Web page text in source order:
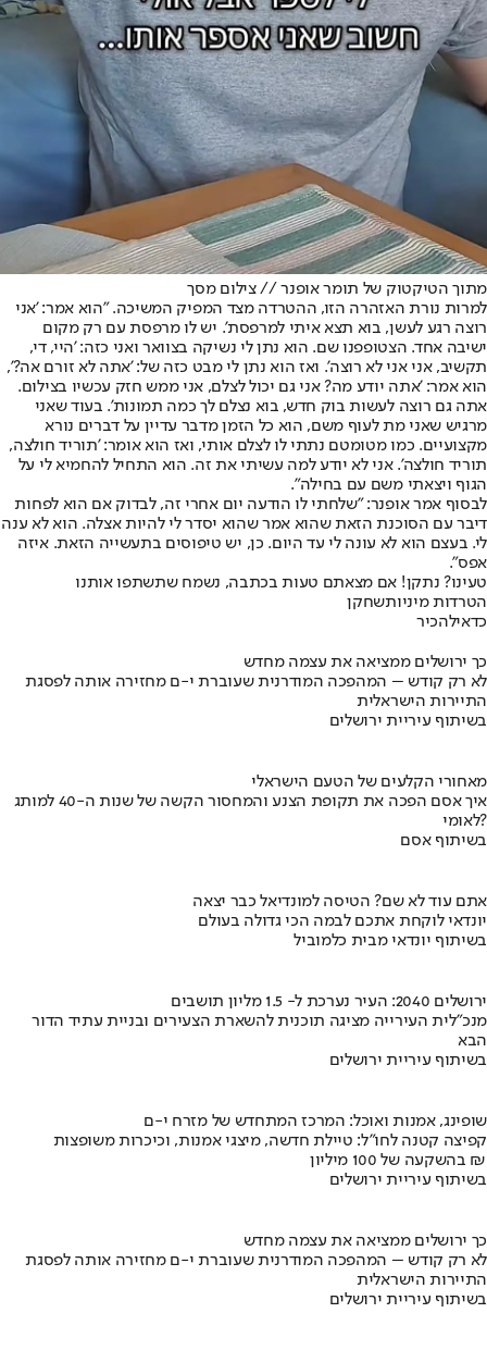
מתוך הטיקטוק של תומר אופנר // צילום מסך
למרות נורת האזהרה הזו, ההטרדה מצד המפיק המשיכה. "הוא אמר: 'אני
רוצה רגע לעשן, בוא תצא איתי למרפסת'. יש לו מרפסת עם רק מקום
ישיבה אחד. הצטופפנו שם. הוא נתן לי נשיקה בצוואר ואני כזה: 'היי, די,
תקשיב, אני אני לא רוצה'. ואז הוא נתן לי מבט כזה של: 'אתה לא זורם אה?',
הוא אמר: 'אתה יודע מה? אני גם יכול לצלם, אני ממש חזק עכשיו בצילום.
אתה גם רוצה לעשות בוק חדש, בוא נצלם לך כמה תמונות'. בעוד שאני
מרגיש שאני מת לעוף משם, הוא כל הזמן מדבר עדיין על דברים נורא
מקצועיים. כמו מטומטם נתתי לו לצלם אותי, ואז הוא אומר: 'תוריד חולצה,
תוריד חולצה'. אני לא יודע למה עשיתי את זה. הוא התחיל להחמיא לי על
הגוף ויצאתי משם עם בחילה".
לבסוף אמר אופנר: "שלחתי לו הודעה יום אחרי זה, לבדוק אם הוא לפחות
דיבר עם הסוכנת הזאת שהוא אמר שהוא יסדר לי להיות אצלה. הוא לא ענה
לי. בעצם הוא לא עונה לי עד היום. כן, יש טיפוסים בתעשייה הזאת. איזה
אפס".
טעינו? נתקן! אם מצאתם טעות בכתבה, נשמח שתשתפו אותנו
הטרדות מיניותשחקן
כדאילהכיר
כך ירושלים ממציאה את עצמה מחדש
לא רק קודש – המהפכה המודרנית שעוברת י-ם מחזירה אותה לפסגת
התיירות הישראלית
בשיתוף עיריית ירושלים
מאחורי הקלעים של הטעם הישראלי
איך אסם הפכה את תקופת הצנע והמחסור הקשה של שנות ה-40 למותג
לאומי?
בשיתוף אסם
אתם עוד לא שם? הטיסה למונדיאל כבר יצאה
יונדאי לוקחת אתכם לבמה הכי גדולה בעולם
בשיתוף יונדאי מבית כלמוביל
ירושלים 2040: העיר נערכת ל- 1.5 מליון תושבים
מנכ"לית העירייה מציגה תוכנית להשארת הצעירים ובניית עתיד הדור
הבא
בשיתוף עיריית ירושלים
שופינג, אמנות ואוכל: המרכז המתחדש של מזרח י-ם
קפיצה קטנה לחו"ל: טיילת חדשה, מיצגי אמנות, וכיכרות משופצות
בהשקעה של 100 מיליון ₪
בשיתוף עיריית ירושלים
כך ירושלים ממציאה את עצמה מחדש
לא רק קודש – המהפכה המודרנית שעוברת י-ם מחזירה אותה לפסגת
התיירות הישראלית
בשיתוף עיריית ירושלים